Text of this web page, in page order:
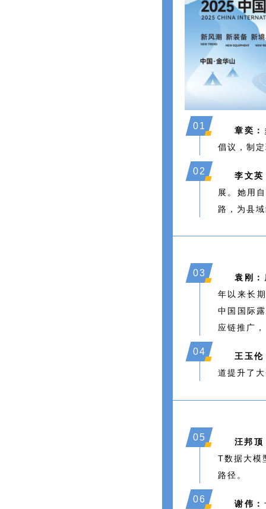
01 章奕：
倡议，制
02
李文英
展。她用
路，为县
03 袁刚：
年以来长
中国国际
应链推广
04
王玉伦
道提升了
05
汪邦顶
T数据大模
路径。
06 谢伟：